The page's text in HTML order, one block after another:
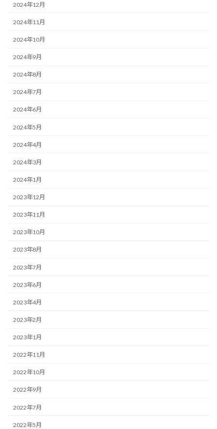
2024年12月
2024年11月
2024年10月
2024年9月
2024年8月
2024年7月
2024年6月
2024年5月
2024年4月
2024年3月
2024年1月
2023年12月
2023年11月
2023年10月
2023年8月
2023年7月
2023年6月
2023年4月
2023年2月
2023年1月
2022年11月
2022年10月
2022年9月
2022年7月
2022年5月